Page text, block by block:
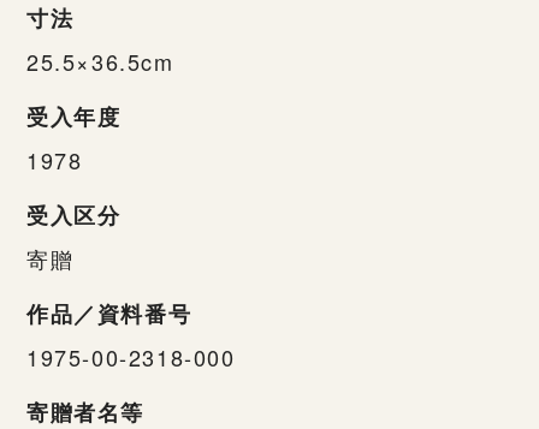
寸法
25.5×36.5cm
受入年度
1978
受入区分
寄贈
作品／資料番号
1975-00-2318-000
寄贈者名等